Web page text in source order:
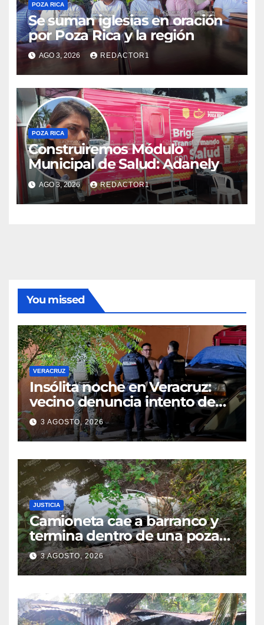
POZA RICA
Se suman iglesias en oración
por Poza Rica y la región
AGO 3, 2026 REDACTOR1
POZA RICA
Construiremos Módulo
Municipal de Salud: Adanely
AGO 3, 2026 REDACTOR1
You missed
VERACRUZ
Insólita noche en Veracruz:
vecino denuncia intento de
cateo tras viralizar video
captado por cámaras de
seguridad
3 AGOSTO, 2026
JUSTICIA
Camioneta cae a barranco y
termina dentro de una poza
en Coatzintla; conductor sale
con golpes leves
3 AGOSTO, 2026